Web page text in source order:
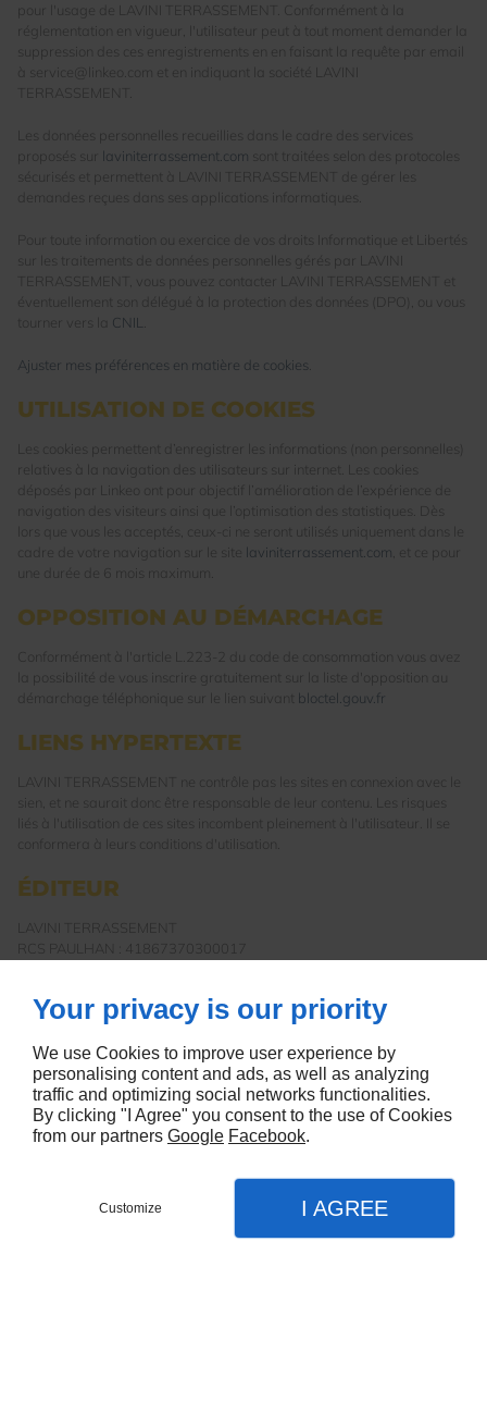
pour l'usage de LAVINI TERRASSEMENT. Conformément à la
réglementation en vigueur, l'utilisateur peut à tout moment demander la
suppression des ces enregistrements en en faisant la requête par email
à service@linkeo.com et en indiquant la société LAVINI
TERRASSEMENT.
Les données personnelles recueillies dans le cadre des services
proposés sur laviniterrassement.com sont traitées selon des protocoles
sécurisés et permettent à LAVINI TERRASSEMENT de gérer les
demandes reçues dans ses applications informatiques.
Pour toute information ou exercice de vos droits Informatique et Libertés
sur les traitements de données personnelles gérés par LAVINI
TERRASSEMENT, vous pouvez contacter LAVINI TERRASSEMENT et
éventuellement son délégué à la protection des données (DPO), ou vous
tourner vers la CNIL.
Ajuster mes préférences en matière de cookies.
UTILISATION DE COOKIES
Les cookies permettent d’enregistrer les informations (non personnelles)
relatives à la navigation des utilisateurs sur internet. Les cookies
déposés par Linkeo ont pour objectif l’amélioration de l’expérience de
navigation des visiteurs ainsi que l’optimisation des statistiques. Dès
lors que vous les acceptés, ceux-ci ne seront utilisés uniquement dans le
cadre de votre navigation sur le site laviniterrassement.com, et ce pour
une durée de 6 mois maximum.
OPPOSITION AU DÉMARCHAGE
Conformément à l'article L.223-2 du code de consommation vous avez
la possibilité de vous inscrire gratuitement sur la liste d'opposition au
démarchage téléphonique sur le lien suivant bloctel.gouv.fr
LIENS HYPERTEXTE
LAVINI TERRASSEMENT ne contrôle pas les sites en connexion avec le
sien, et ne saurait donc être responsable de leur contenu. Les risques
liés à l'utilisation de ces sites incombent pleinement à l'utilisateur. Il se
conformera à leurs conditions d'utilisation.
ÉDITEUR
LAVINI TERRASSEMENT
RCS PAULHAN : 41867370300017
N° de Fax : 04 67 25 05 87
DIRECTEUR DE LA PUBLICATION
FRANCK LAVINI
HÉBERGEMENT
SA au capital de 700 000 euros
Siège social : 23 Rue des Grands Augustins - 75006 Paris
CONTACTEZ-NOUS
Your privacy is our priority
We use Cookies to improve user experience by
personalising content and ads, as well as analyzing
traffic and optimizing social networks functionalities.
By clicking "I Agree" you consent to the use of Cookies
from our partners Google Facebook.
Customize I AGREE